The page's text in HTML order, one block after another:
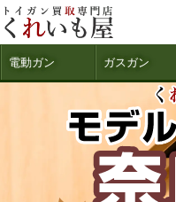
電動ガン ガスガン